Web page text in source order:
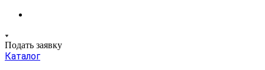
Подать заявку
Каталог